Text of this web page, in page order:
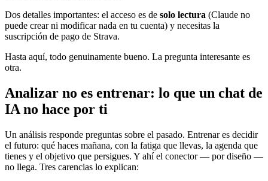
Dos detalles importantes: el acceso es de solo lectura (Claude no
puede crear ni modificar nada en tu cuenta) y necesitas la
suscripción de pago de Strava.
Hasta aquí, todo genuinamente bueno. La pregunta interesante es
otra.
Analizar no es entrenar: lo que un chat de
IA no hace por ti
Un análisis responde preguntas sobre el pasado. Entrenar es decidir
el futuro: qué haces mañana, con la fatiga que llevas, la agenda que
tienes y el objetivo que persigues. Y ahí el conector — por diseño —
no llega. Tres carencias lo explican: